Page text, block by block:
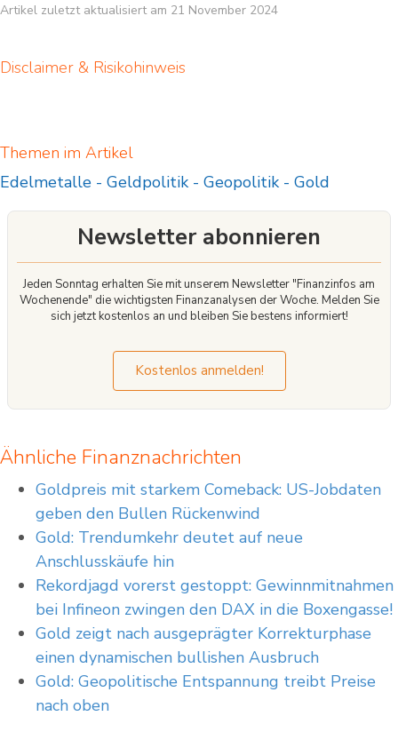
Artikel zuletzt aktualisiert am 21 November 2024
Disclaimer & Risikohinweis
Themen im Artikel
Edelmetalle - Geldpolitik- Geopolitik- Gold
Newsletter abonnieren
Jeden Sonntag erhalten Sie mit unserem Newsletter "Finanzinfos am
Wochenende" die wichtigsten Finanzanalysen der Woche. Melden Sie
sich jetzt kostenlos an und bleiben Sie bestens informiert!
Kostenlos anmelden!
Ähnliche Finanznachrichten
Goldpreis mit starkem Comeback: US-Jobdaten
geben den Bullen Rückenwind
Gold: Trendumkehr deutet auf neue
Anschlusskäufe hin
Rekordjagd vorerst gestoppt: Gewinnmitnahmen
bei Infineon zwingen den DAX in die Boxengasse!
Gold zeigt nach ausgeprägter Korrekturphase
einen dynamischen bullishen Ausbruch
Gold: Geopolitische Entspannung treibt Preise
nach oben